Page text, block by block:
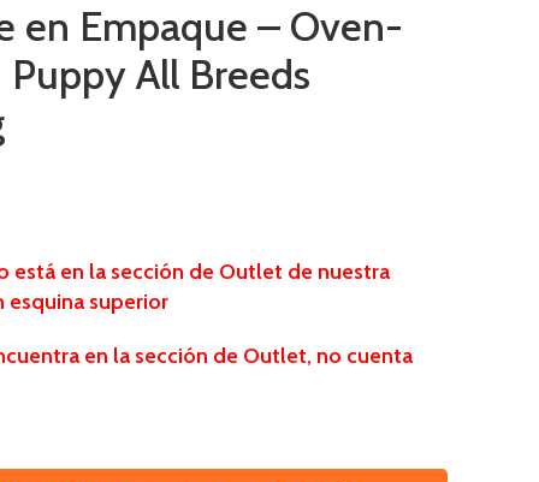
en Empaque – Oven-
All Breeds
está en la sección de Outlet de nuestra
esquina superior
en la sección de Outlet, no cuenta